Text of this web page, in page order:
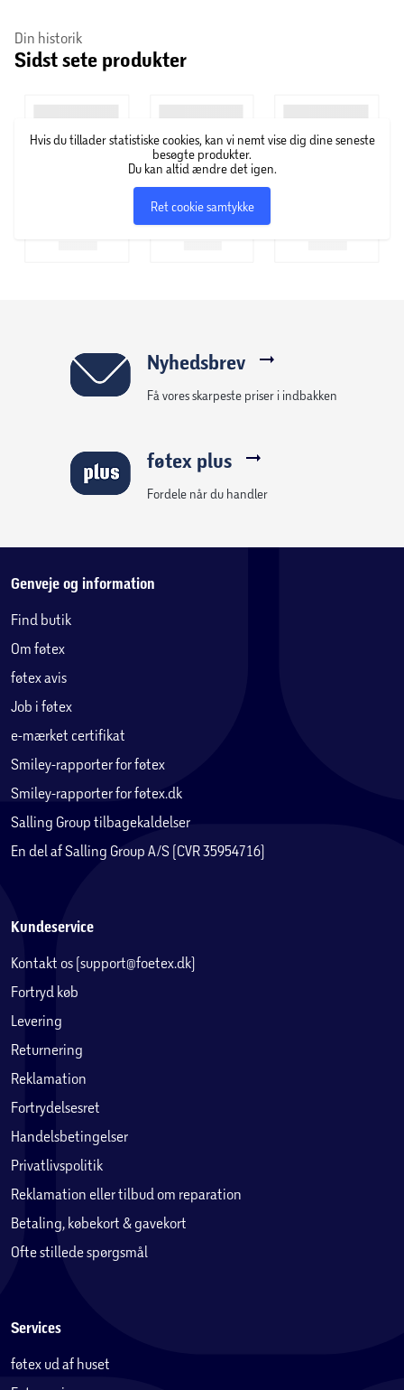
Din historik
Sidst sete produkter
Hvis du tillader statistiske cookies, kan vi nemt vise dig dine seneste
besøgte produkter.
Du kan altid ændre det igen.
Ret cookie samtykke
Nyhedsbrev
Få vores skarpeste priser i indbakken
føtex plus
Fordele når du handler
Genveje og information
Find butik
Om føtex
føtex avis
Job i føtex
e-mærket certifikat
Smiley-rapporter for føtex
Smiley-rapporter for føtex.dk
Salling Group tilbagekaldelser
En del af Salling Group A/S (CVR 35954716)
Kundeservice
Kontakt os (support@foetex.dk)
Fortryd køb
Levering
Returnering
Reklamation
Fortrydelsesret
Handelsbetingelser
Privatlivspolitik
Reklamation eller tilbud om reparation
Betaling, købekort & gavekort
Ofte stillede spørgsmål
Services
føtex ud af huset